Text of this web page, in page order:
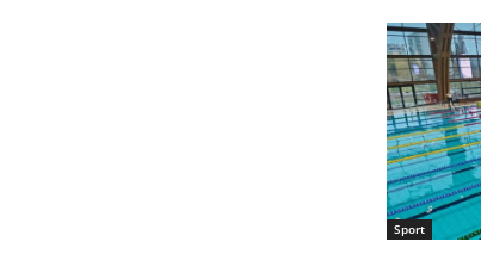
Sport